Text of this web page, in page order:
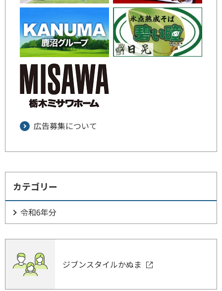
広告募集について
カテゴリー
令和6年分
ジブンスタイルかぬま